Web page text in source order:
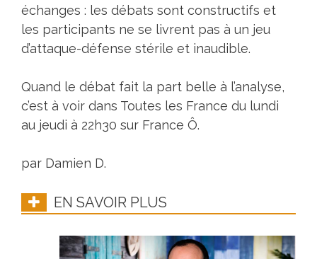
échanges : les débats sont constructifs et
les participants ne se livrent pas à un jeu
d’attaque-défense stérile et inaudible.
Quand le débat fait la part belle à l’analyse,
c’est à voir dans Toutes les France du lundi
au jeudi à 22h30 sur France Ô.
par Damien D.
EN SAVOIR PLUS